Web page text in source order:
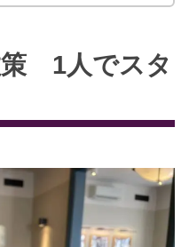
策 1人でスタ